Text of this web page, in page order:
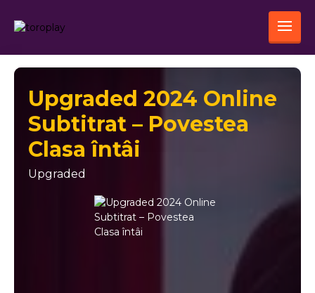
Upgraded 2024 Online
Subtitrat – Povestea
Clasa întâi
Upgraded